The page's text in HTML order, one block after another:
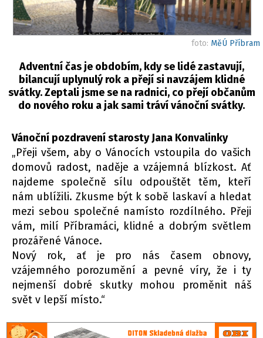
foto: MěÚ Příbram
Adventní čas je obdobím, kdy se lidé zastavují,
bilancují uplynulý rok a přejí si navzájem klidné
svátky. Zeptali jsme se na radnici, co přejí občanům
do nového roku a jak sami tráví vánoční svátky.
Vánoční pozdravení starosty Jana Konvalinky
„Přeji všem, aby o Vánocích vstoupila do vašich
domovů radost, naděje a vzájemná blízkost. Ať
najdeme společně sílu odpouštět těm, kteří
nám ublížili. Zkusme být k sobě laskaví a hledat
mezi sebou společné namísto rozdílného. Přeji
vám, milí Příbramáci, klidné a dobrým světlem
prozářené Vánoce.
Nový rok, ať je pro nás časem obnovy,
vzájemného porozumění a pevné víry, že i ty
nejmenší dobré skutky mohou proměnit náš
svět v lepší místo.“